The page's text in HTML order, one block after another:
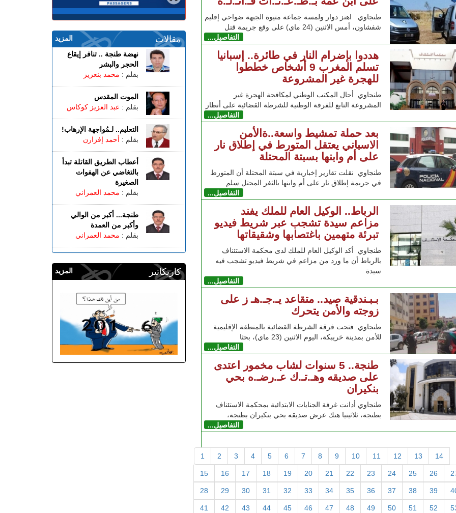
طنجاوي اهتز دوار ولمسة جماعة متيوة الجبهة ضواحي إقليم
شفشاون، أمس الاثنين (24 ماي) على وقع جريمة قتل
التفاصيل...
هددوا بإضرام النار في طائرة.. إسبانيا
تسلم المغرب 9 أشخاص خططوا
للهجرة غير المشروعة
طنجاوي أحال المكتب الوطني لمكافحة الهجرة غير
المشروعة التابع للفرقة الوطنية للشرطة القضائية على أنظار
التفاصيل...
بعد حملة تمشيط واسعة..ةالأمن
الاسباني يعتقل المتورط في إطلاق نار
على أم وابنها بسبتة المحتلة
طنجاوي نقلت تقارير إخبارية في سبتة المحتلة أن المتورط
في جريمة إطلاق نار على أم وابنها بالثغر المحتل سلم
التفاصيل...
الرباط.. الوكيل العام للملك يفند
مزاعم سيدة تشجب عبر شريط فيديو
تبرئة متهمين باغتصابها وشقيقاتها
طنجاوي أكد الوكيل العام للملك لدى محكمة الاستئناف
بالرباط أن ما ورد من مزاعم في شريط فيديو تشجب فيه
سيدة
التفاصيل...
بـبـندقية صيد.. متقاعد يـ.جـ.هـ ز على
زوجته والأمن يتحرك
طنجاوي فتحت فرقة الشرطة القضائية بالمنطقة الإقليمية
للأمن بمدينة خريبكة، اليوم الاثنين (23 ماي)، بحثا
التفاصيل...
طنجة.. 5 سنوات لشاب مخمور اعتدى
على صديقه وهـ.تـ.ك عـ.رضـ.ه بحي
بنكيران
طنجاوي أدانت غرفة الجنايات الابتدائية بمحكمة الاستئناف
بطنجة، ثلاثينيا هتك عرض صديقه بحي بنكيران بطنجة،
التفاصيل...
1 2 3 4 5 6 7 8 9 10 11 12 13 14
15 16 17 18 19 20 21 22 23 24 25 26
28 29 30 31 32 33 34 35 36 37 38 39
41 42 43 44 45 46 47 48 49 50 51 52
المزيد مقالات
نهضة طنجة .. تنافر إيقاع
الحجر والبشر
بقلم : محمد بنعزيز
الموت المقدس
بقلم : عبد العزيز كوكاس
التعليم.. لـمُواجهة الإرهاب!
بقلم : أحمد إفزارن
أعطاب الطريق القاتلة تبدأ
بالتغاضي عن الهفوات
الصغيرة
بقلم : محمد العمراني
طنجة... أكبر من الوالي
وأكبر من العمدة
بقلم : محمد العمراني
المزيد كاريكاتير